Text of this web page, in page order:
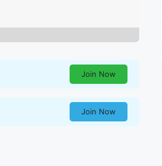
Join Now
Join Now